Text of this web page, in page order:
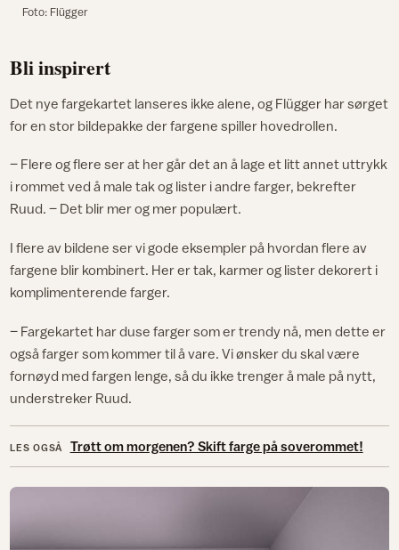
Foto: Flügger
Bli inspirert
Det nye fargekartet lanseres ikke alene, og Flügger har sørget
for en stor bildepakke der fargene spiller hovedrollen.
– Flere og flere ser at her går det an å lage et litt annet uttrykk
i rommet ved å male tak og lister i andre farger, bekrefter
Ruud. – Det blir mer og mer populært.
I flere av bildene ser vi gode eksempler på hvordan flere av
fargene blir kombinert. Her er tak, karmer og lister dekorert i
komplimenterende farger.
– Fargekartet har duse farger som er trendy nå, men dette er
også farger som kommer til å vare. Vi ønsker du skal være
fornøyd med fargen lenge, så du ikke trenger å male på nytt,
understreker Ruud.
LES OGSÅ Trøtt om morgenen? Skift farge på soverommet!